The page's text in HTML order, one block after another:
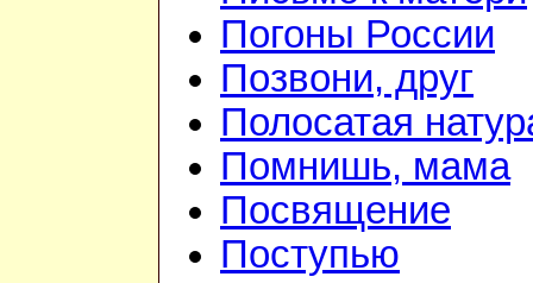
Погоны России
Позвони, друг
Полосатая
Помнишь, мама
Посвящение
Поступью